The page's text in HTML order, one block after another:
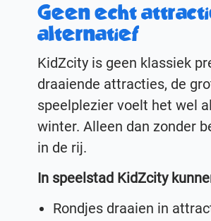
Geen echt
alternatief
KidZcity is geen klassiek
draaiende attracties, de
speelplezier voelt het wel
winter. Alleen dan zonder
in de rij.
In speelstad KidZcity
Rondjes draaien in